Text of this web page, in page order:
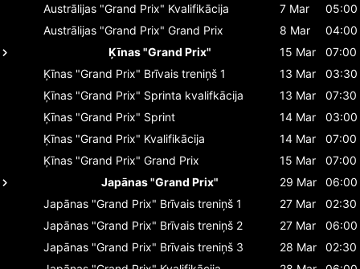
Austrālijas "Grand Prix" Kvalifikācija 7 Mar
05:00
Austrālijas "Grand Prix" Grand Prix 8 Mar
04:00
Ķīnas "Grand Prix"
15 Mar
07:00
Ķīnas "Grand Prix" Brīvais treniņš 1 13 Mar
03:30
Ķīnas "Grand Prix" Sprinta kvalifkācija 13 Mar
07:30
Ķīnas "Grand Prix" Sprint 14 Mar
03:00
Ķīnas "Grand Prix" Kvalifikācija 14 Mar
07:00
Ķīnas "Grand Prix" Grand Prix 15 Mar
07:00
Japānas "Grand Prix"
29 Mar
06:00
Japānas "Grand Prix" Brīvais treniņš 1 27 Mar
02:30
Japānas "Grand Prix" Brīvais treniņš 2 27 Mar
06:00
Japānas "Grand Prix" Brīvais treniņš 3 28 Mar
02:30